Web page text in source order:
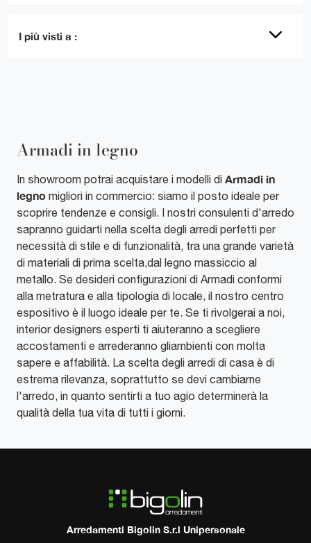
I più visti a :
Armadi in legno
In showroom potrai acquistare i modelli di Armadi in
legno migliori in commercio: siamo il posto ideale per
scoprire tendenze e consigli. I nostri consulenti d'arredo
sapranno guidarti nella scelta degli arredi perfetti per
necessità di stile e di funzionalità, tra una grande varietà
di materiali di prima scelta,dal legno massiccio al
metallo. Se desideri configurazioni di Armadi conformi
alla metratura e alla tipologia di locale, il nostro centro
espositivo è il luogo ideale per te. Se ti rivolgerai a noi,
interior designers esperti ti aiuteranno a scegliere
accostamenti e arrederanno gliambienti con molta
sapere e affabilità. La scelta degli arredi di casa è di
estrema rilevanza, soprattutto se devi cambiarne
l'arredo, in quanto sentirti a tuo agio determinerà la
qualità della tua vita di tutti i giorni.
Arredamenti Bigolin S.r.l Unipersonale